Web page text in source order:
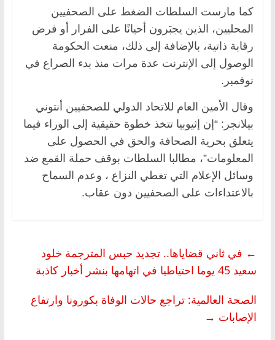
كما مارست السلطات الضغط على الصحفيين
المحليين، الذين يجبَرون أحيانًا على الفرار أو فرض
رقابة ذاتية، بالإضافة إلى ذلك، منعت الحكومة
الوصول إلى الإنترنت عدة مرات منذ بدء الصراع في
نوفمبر.
وقال الأمين العام للاتحاد الدولي للصحفيين أنتوني
بيلانجر: “إن إثيوبيا تتخذ خطوة حقيقية إلى الوراء فيما
يتعلق بحرية الصحافة والحق في الحصول على
المعلومات”، مطالبا السلطات بوقف حملة القمع ضد
وسائل الإعلام التي تغطي النزاع ، وعدم السماح
بالاعتداءات على الصحفيين دون عقاب.
← في ثاني قضاياها.. تجديد حبس المترجمة خلود
سعيد 45 يوما احتياطيا في اتهامها بنشر أخبار كاذبة
الصحة العالمية: تراجع حالات الوفاة بكورونا وارتفاع
الإصابات →